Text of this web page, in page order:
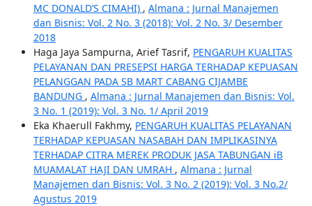
MC DONALD’S CIMAHI) , Almana : Jurnal Manajemen
dan Bisnis: Vol. 2 No. 3 (2018): Vol. 2 No. 3/ Desember
2018
Haga Jaya Sampurna, Arief Tasrif, PENGARUH KUALITAS
PELAYANAN DAN PRESEPSI HARGA TERHADAP KEPUASAN
PELANGGAN PADA SB MART CABANG CIJAMBE
BANDUNG , Almana : Jurnal Manajemen dan Bisnis: Vol.
3 No. 1 (2019): Vol. 3 No. 1/ April 2019
Eka Khaerull Fakhmy, PENGARUH KUALITAS PELAYANAN
TERHADAP KEPUASAN NASABAH DAN IMPLIKASINYA
TERHADAP CITRA MEREK PRODUK JASA TABUNGAN iB
MUAMALAT HAJI DAN UMRAH , Almana : Jurnal
Manajemen dan Bisnis: Vol. 3 No. 2 (2019): Vol. 3 No.2/
Agustus 2019